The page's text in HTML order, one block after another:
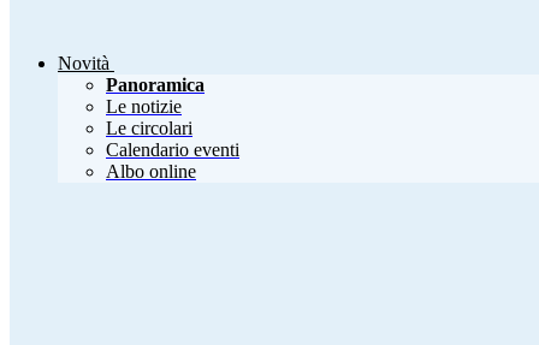
Novità
Panoramica
Le notizie
Le circolari
Calendario eventi
Albo online